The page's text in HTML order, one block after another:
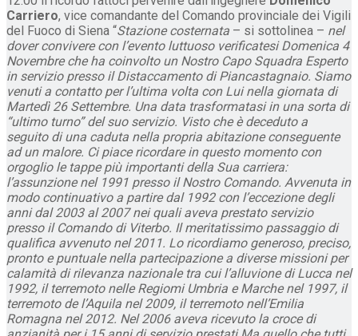
Carriero, vice comandante del Comando provinciale dei Vigili
del Fuoco di Siena “Stazione costernata – si sottolinea – nel
dover convivere con l’evento luttuoso verificatesi Domenica 4
Novembre che ha coinvolto un Nostro Capo Squadra Esperto
in servizio presso il Distaccamento di Piancastagnaio. Siamo
venuti a contatto per l’ultima volta con Lui nella giornata di
Martedì 26 Settembre. Una data trasformatasi in una sorta di
“ultimo turno” del suo servizio. Visto che è deceduto a
seguito di una caduta nella propria abitazione conseguente
ad un malore. Ci piace ricordare in questo momento con
orgoglio le tappe più importanti della Sua carriera:
l’assunzione nel 1991 presso il Nostro Comando. Avvenuta in
modo continuativo a partire dal 1992 con l’eccezione degli
anni dal 2003 al 2007 nei quali aveva prestato servizio
presso il Comando di Viterbo. Il meritatissimo passaggio di
qualifica avvenuto nel 2011. Lo ricordiamo generoso, preciso,
pronto e puntuale nella partecipazione a diverse missioni per
calamità di rilevanza nazionale tra cui l’alluvione di Lucca nel
1992, il terremoto nelle Regiomi Umbria e Marche nel 1997, il
terremoto de l’Aquila nel 2009, il terremoto nell’Emilia
Romagna nel 2012. Nel 2006 aveva ricevuto la croce di